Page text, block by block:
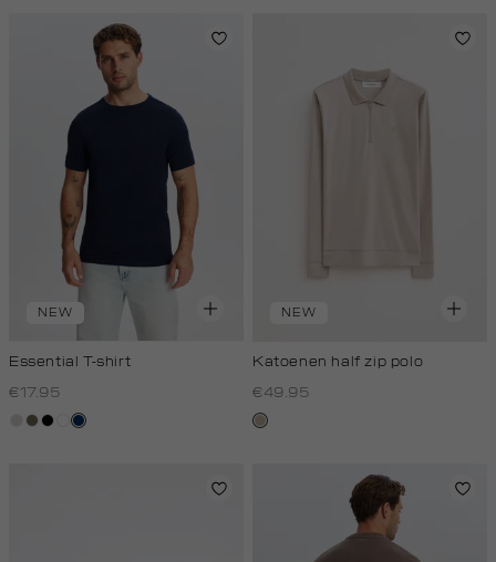
NEW
Essential T-shirt
€17.95
taupe,
lichtbruin
zwart
witdonkerblauw
NEW
Katoenen half zip polo
€49.95
kit,